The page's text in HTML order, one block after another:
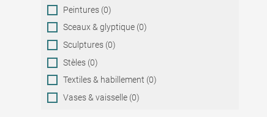
Peintures (0)
Sceaux & glyptique (0)
Sculptures (0)
Stèles (0)
Textiles & habillement (0)
Vases & vaisselle (0)